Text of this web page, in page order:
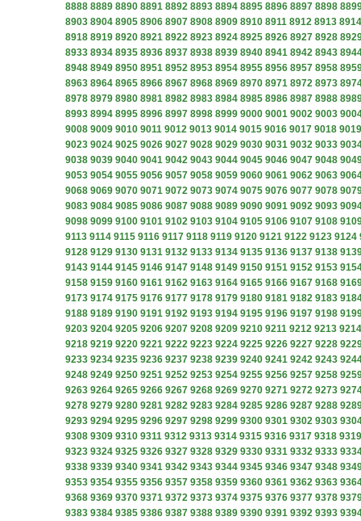
8888 8889 8890 8891 8892 8893 8894 8895 8896 8897 8898
8903 8904 8905 8906 8907 8908 8909 8910 8911 8912 8913 8914
8918 8919 8920 8921 8922 8923 8924 8925 8926 8927 8928
8933 8934 8935 8936 8937 8938 8939 8940 8941 8942 8943
8948 8949 8950 8951 8952 8953 8954 8955 8956 8957 8958
8963 8964 8965 8966 8967 8968 8969 8970 8971 8972 8973
8978 8979 8980 8981 8982 8983 8984 8985 8986 8987 8988
8993 8994 8995 8996 8997 8998 8999 9000 9001 9002 9003
9008 9009 9010 9011 9012 9013 9014 9015 9016 9017 9018 9019
9023 9024 9025 9026 9027 9028 9029 9030 9031 9032 9033
9038 9039 9040 9041 9042 9043 9044 9045 9046 9047 9048
9053 9054 9055 9056 9057 9058 9059 9060 9061 9062 9063
9068 9069 9070 9071 9072 9073 9074 9075 9076 9077 9078
9083 9084 9085 9086 9087 9088 9089 9090 9091 9092 9093
9098 9099 9100 9101 9102 9103 9104 9105 9106 9107 9108
9113 9114 9115 9116 9117 9118 9119 9120 9121 9122 9123 9124
9128 9129 9130 9131 9132 9133 9134 9135 9136 9137 9138
9143 9144 9145 9146 9147 9148 9149 9150 9151 9152 9153
9158 9159 9160 9161 9162 9163 9164 9165 9166 9167 9168
9173 9174 9175 9176 9177 9178 9179 9180 9181 9182 9183
9188 9189 9190 9191 9192 9193 9194 9195 9196 9197 9198
9203 9204 9205 9206 9207 9208 9209 9210 9211 9212 9213 9214
9218 9219 9220 9221 9222 9223 9224 9225 9226 9227 9228
9233 9234 9235 9236 9237 9238 9239 9240 9241 9242 9243
9248 9249 9250 9251 9252 9253 9254 9255 9256 9257 9258
9263 9264 9265 9266 9267 9268 9269 9270 9271 9272 9273
9278 9279 9280 9281 9282 9283 9284 9285 9286 9287 9288
9293 9294 9295 9296 9297 9298 9299 9300 9301 9302 9303
9308 9309 9310 9311 9312 9313 9314 9315 9316 9317 9318 9319
9323 9324 9325 9326 9327 9328 9329 9330 9331 9332 9333
9338 9339 9340 9341 9342 9343 9344 9345 9346 9347 9348
9353 9354 9355 9356 9357 9358 9359 9360 9361 9362 9363
9368 9369 9370 9371 9372 9373 9374 9375 9376 9377 9378
9383 9384 9385 9386 9387 9388 9389 9390 9391 9392 9393